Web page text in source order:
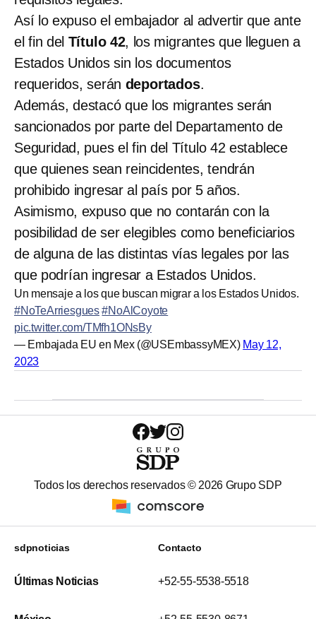
Así lo expuso el embajador al advertir que ante
el fin del Título 42, los migrantes que lleguen a
Estados Unidos sin los documentos
requeridos, serán deportados.
Además, destacó que los migrantes serán
sancionados por parte del Departamento de
Seguridad, pues el fin del Título 42 establece
que quienes sean reincidentes, tendrán
prohibido ingresar al país por 5 años.
Asimismo, expuso que no contarán con la
posibilidad de ser elegibles como beneficiarios
de alguna de las distintas vías legales por las
que podrían ingresar a Estados Unidos.
Un mensaje a los que buscan migrar a los Estados Unidos.
#NoTeArriesgues #NoAlCoyote
pic.twitter.com/TMfh1ONsBy
— Embajada EU en Mex (@USEmbassyMEX) May 12,
2023
Todos los derechos reservados © 2026 Grupo SDP
sdpnoticias
Últimas Noticias
Contacto
+52-55-5538-5518